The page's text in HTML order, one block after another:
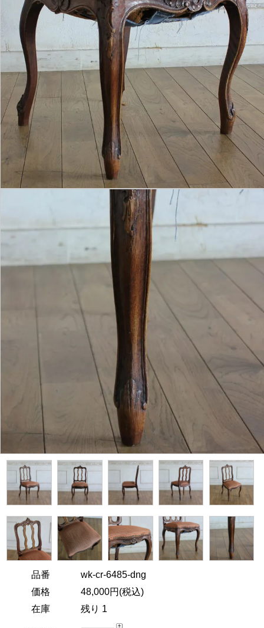
品番
wk-cr-6485-dng
価格
48,000円(税込)
在庫
残り 1